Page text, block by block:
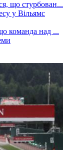
у Вільямс